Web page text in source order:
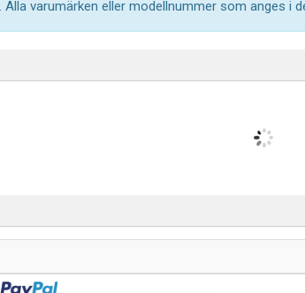
varumärken eller modellnummer som anges